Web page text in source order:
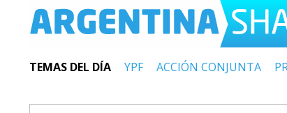
TEMAS DEL DÍA YPF ACCIÓN CONJUNTA